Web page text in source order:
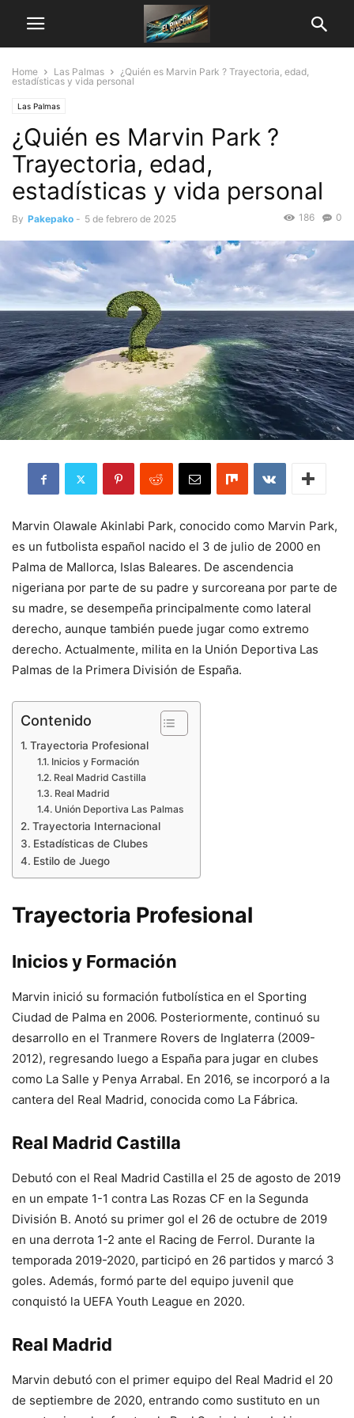
Home Las Palmas
¿Quién es Marvin Park ? Trayectoria, edad,
estadísticas y vida personal
Las Palmas
¿Quién es Marvin Park ?
Trayectoria, edad,
estadísticas y vida personal
By Pakepako - 5 de febrero de 2025 0
186
Marvin Olawale Akinlabi Park, conocido como Marvin Park,
es un futbolista español nacido el 3 de julio de 2000 en
Palma de Mallorca, Islas Baleares. De ascendencia
nigeriana por parte de su padre y surcoreana por parte de
su madre, se desempeña principalmente como lateral
derecho, aunque también puede jugar como extremo
derecho. Actualmente, milita en la Unión Deportiva Las
Palmas de la Primera División de España.
Contenido
Trayectoria Profesional
Inicios y Formación
Real Madrid Castilla
Real Madrid
Unión Deportiva Las Palmas
Trayectoria Internacional
Estadísticas de Clubes
Estilo de Juego
Trayectoria Profesional
Inicios y Formación
Marvin inició su formación futbolística en el Sporting
Ciudad de Palma en 2006. Posteriormente, continuó su
desarrollo en el Tranmere Rovers de Inglaterra (2009-
2012), regresando luego a España para jugar en clubes
como La Salle y Penya Arrabal. En 2016, se incorporó a la
cantera del Real Madrid, conocida como La Fábrica.
Real Madrid Castilla
Debutó con el Real Madrid Castilla el 25 de agosto de 2019
en un empate 1-1 contra Las Rozas CF en la Segunda
División B. Anotó su primer gol el 26 de octubre de 2019
en una derrota 1-2 ante el Racing de Ferrol. Durante la
temporada 2019-2020, participó en 26 partidos y marcó 3
goles. Además, formó parte del equipo juvenil que
conquistó la UEFA Youth League en 2020.
Real Madrid
Marvin debutó con el primer equipo del Real Madrid el 20
de septiembre de 2020, entrando como sustituto en un